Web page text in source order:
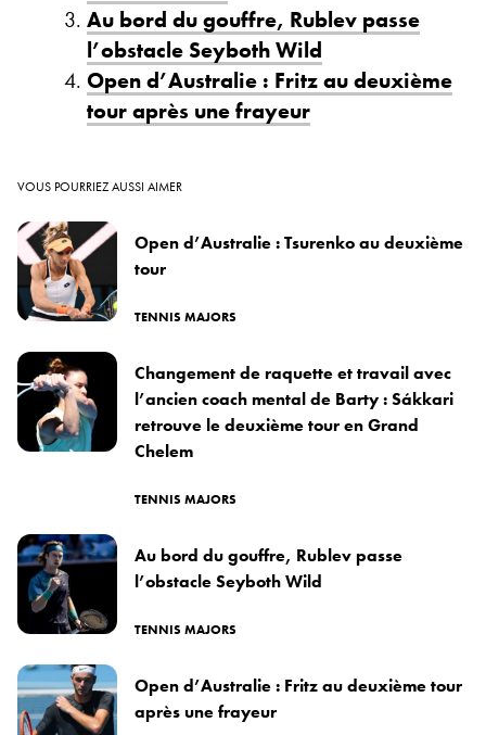
Au bord du gouffre, Rublev passe
l’obstacle Seyboth Wild
Open d’Australie : Fritz au deuxième
tour après une frayeur
VOUS POURRIEZ AUSSI AIMER
Open d’Australie : Tsurenko au deuxième
tour
TENNIS MAJORS
Changement de raquette et travail avec
l’ancien coach mental de Barty : Sákkari
retrouve le deuxième tour en Grand
Chelem
TENNIS MAJORS
Au bord du gouffre, Rublev passe
l’obstacle Seyboth Wild
TENNIS MAJORS
Open d’Australie : Fritz au deuxième tour
après une frayeur